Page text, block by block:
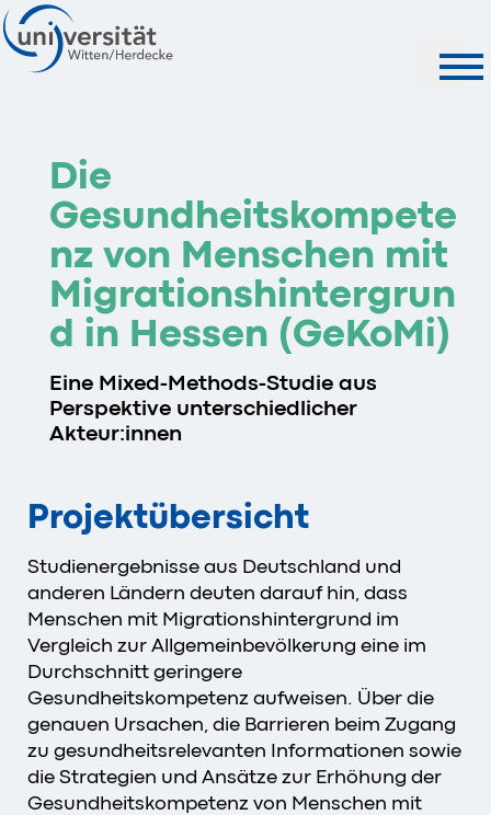
Die
Gesundheitskompete
nz von Menschen mit
Migrationshintergrun
d in Hessen (GeKoMi)
Eine Mixed-Methods-Studie aus
Perspektive unterschiedlicher
Akteur:innen
Projektübersicht
Studienergebnisse aus Deutschland und
anderen Ländern deuten darauf hin, dass
Menschen mit Migrationshintergrund im
Vergleich zur Allgemeinbevölkerung eine im
Durchschnitt geringere
Gesundheitskompetenz aufweisen. Über die
genauen Ursachen, die Barrieren beim Zugang
zu gesundheitsrelevanten Informationen sowie
die Strategien und Ansätze zur Erhöhung der
Gesundheitskompetenz von Menschen mit